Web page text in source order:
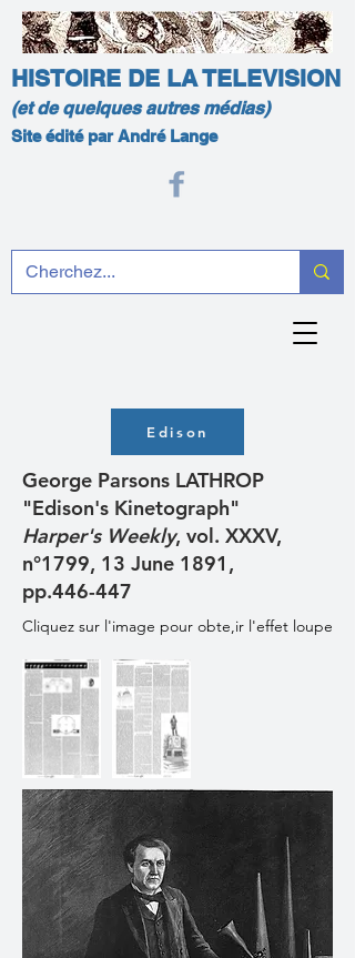
HISTOIRE DE LA TELEVISION
(et de quelques autres médias)
Site édité par André Lange
Edison
George Parsons LATHROP
"Edison's Kinetograph"
Harper's Weekly, vol. XXXV,
n°1799, 13 June 1891,
pp.446-447
Cliquez sur l'image pour obte,ir l'effet loupe